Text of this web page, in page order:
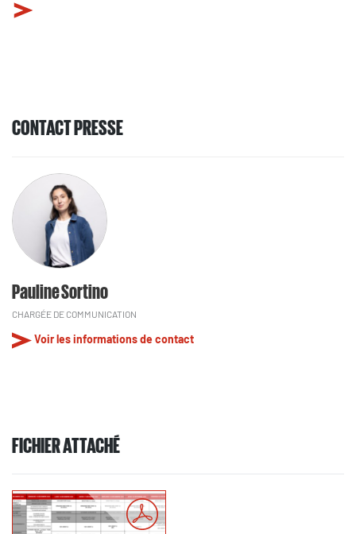
CONTACT PRESSE
Pauline Sortino
CHARGÉE DE COMMUNICATION
Voir les informations de contact
FICHIER ATTACHÉ